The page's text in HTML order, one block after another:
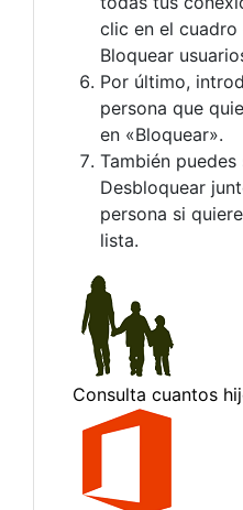
clic en el cuadro
Bloquear
Por último,
persona que
en «Bloquear».
También
Desbloquear
persona si
lista.